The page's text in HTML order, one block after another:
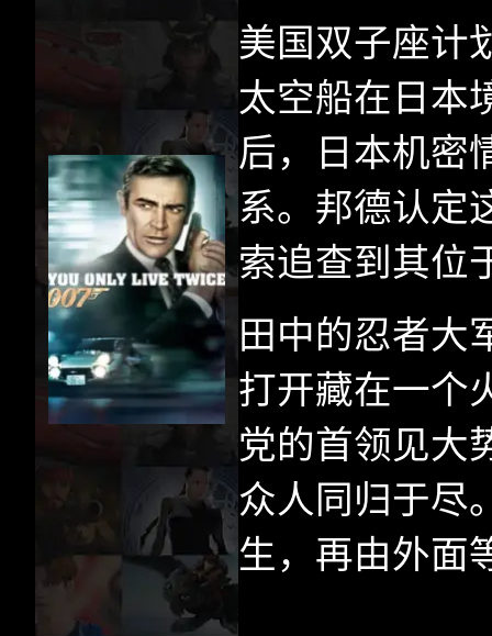
美国双子座计
太空船在日本
后，日本机密
系。邦德认定
索追查到其位
田中的忍者大
打开藏在一个
党的首领见大
众人同归于尽
生，再由外面